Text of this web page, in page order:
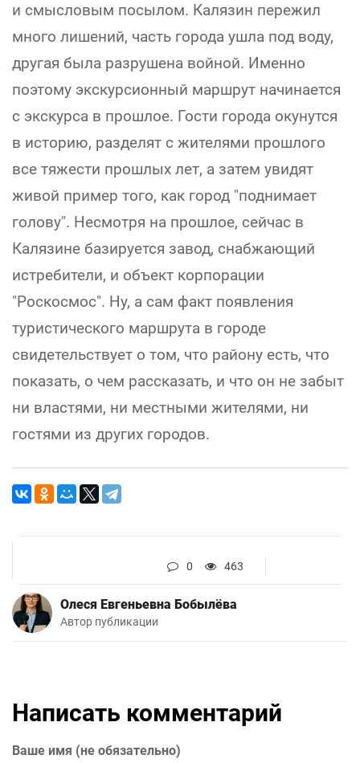
и смысловым посылом. Калязин пережил
много лишений, часть города ушла под воду,
другая была разрушена войной. Именно
поэтому экскурсионный маршрут начинается
с экскурса в прошлое. Гости города окунутся
в историю, разделят с жителями прошлого
все тяжести прошлых лет, а затем увидят
живой пример того, как город "поднимает
голову". Несмотря на прошлое, сейчас в
Калязине базируется завод, снабжающий
истребители, и объект корпорации
"Роскосмос". Ну, а сам факт появления
туристического маршрута в городе
свидетельствует о том, что району есть, что
показать, о чем рассказать, и что он не забыт
ни властями, ни местными жителями, ни
гостями из других городов.
0 463
Олеся Евгеньевна Бобылёва
Автор публикации
Написать комментарий
Ваше имя (не обязательно)